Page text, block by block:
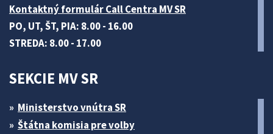
Kontaktný formulár Call Centra MV SR
PO, UT, ŠT, PIA: 8.00 - 16.00
STREDA: 8.00 - 17.00
SEKCIE MV SR
Ministerstvo vnútra SR
Štátna komisia pre volby